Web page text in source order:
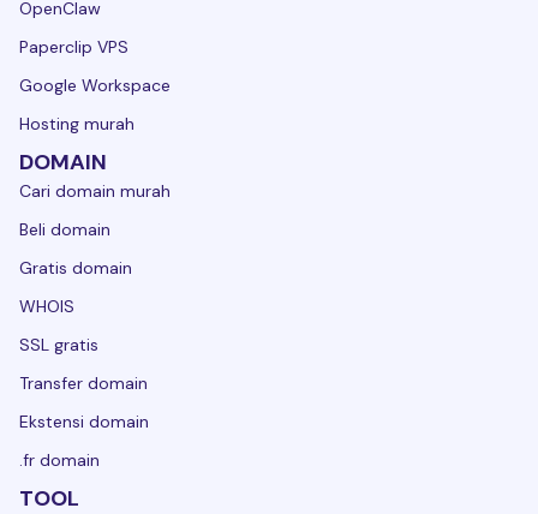
OpenClaw
Paperclip VPS
Google Workspace
Hosting murah
DOMAIN
Cari domain murah
Beli domain
Gratis domain
WHOIS
SSL gratis
Transfer domain
Ekstensi domain
.fr domain
TOOL